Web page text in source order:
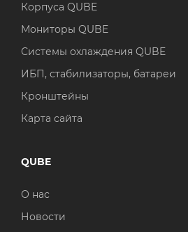
Корпуса QUBE
Мониторы QUBE
Системы охлаждения QUBE
ИБП, стабилизаторы, батареи
Кронштейны
Карта сайта
QUBE
О нас
Новости